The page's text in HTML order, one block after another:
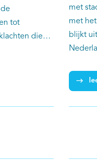
tot
die
app (in
waarmee
Die
waarmee
De app
met
met
blijkt
uit
vast
vaker